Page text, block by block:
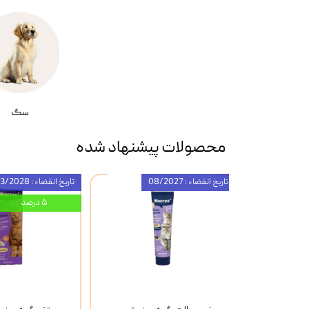
سگ
محصولات پیشنهاد شده
تاریخ انقضاء : 03/2028
۵ درصد
تاریخ انقضاء : 08/2027